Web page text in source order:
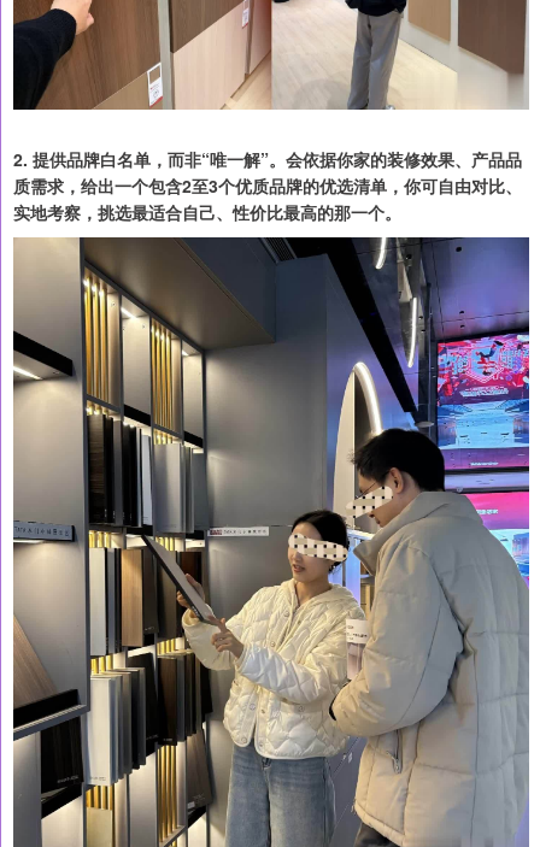
2. 提供品牌白名单，而非“唯一解”。会依据你家的装修效果、产品品
质需求，给出一个包含2至3个优质品牌的优选清单，你可自由对比、
实地考察，挑选最适合自己、性价比最高的那一个。